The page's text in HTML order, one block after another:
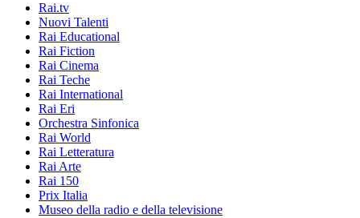
Rai.tv
Nuovi Talenti
Rai Educational
Rai Fiction
Rai Cinema
Rai Teche
Rai International
Rai Eri
Orchestra Sinfonica
Rai World
Rai Letteratura
Rai Arte
Rai 150
Prix Italia
Museo della radio e della televisione